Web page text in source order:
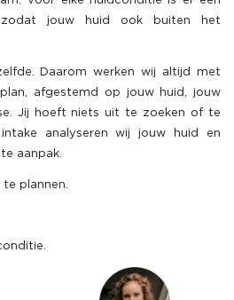
zodat jouw huid ook buiten het
Daarom werken wij altijd met
afgestemd op jouw huid, jouw
Jij hoeft niets uit te zoeken of te
analyseren wij jouw huid en
aanpak.
plannen.